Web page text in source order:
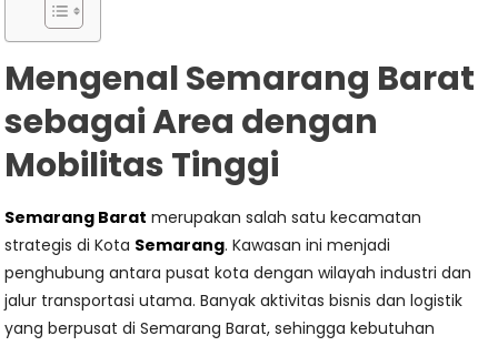
Mengenal Semarang Barat
sebagai Area dengan
Mobilitas Tinggi
Semarang Barat merupakan salah satu kecamatan
strategis di Kota Semarang. Kawasan ini menjadi
penghubung antara pusat kota dengan wilayah industri dan
jalur transportasi utama. Banyak aktivitas bisnis dan logistik
yang berpusat di Semarang Barat, sehingga kebutuhan